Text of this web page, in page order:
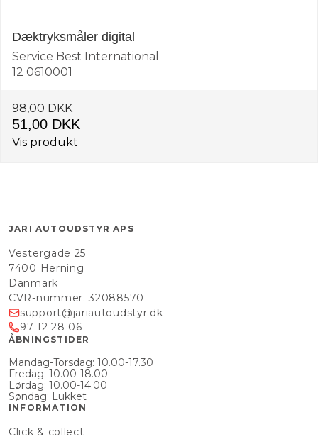
Dæktryksmåler digital
Service Best International
12 0610001
98,00 DKK
51,00 DKK
Vis produkt
JARI AUTOUDSTYR APS
Vestergade 25
7400 Herning
Danmark
CVR-nummer. 32088570
support@jariautoudstyr.dk
97 12 28 06
ÅBNINGSTIDER
Mandag-Torsdag: 10.00-17.30
Fredag: 10.00-18.00
Lørdag: 10.00-14.00
Søndag: Lukket
INFORMATION
Click & collect